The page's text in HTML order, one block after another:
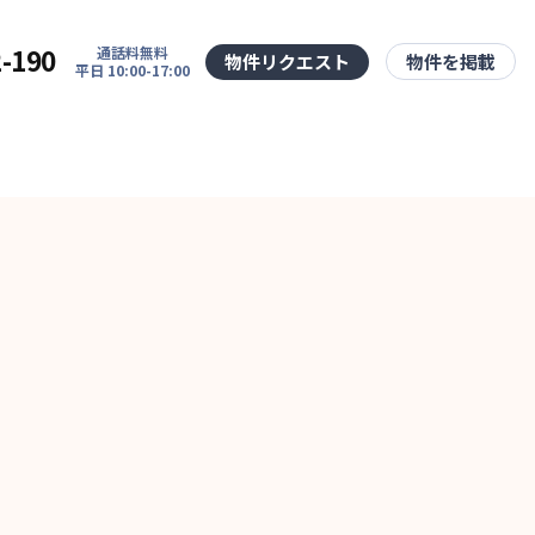
190
通話料無料
平日 10:00-17:00
物件リクエスト 物件を掲載